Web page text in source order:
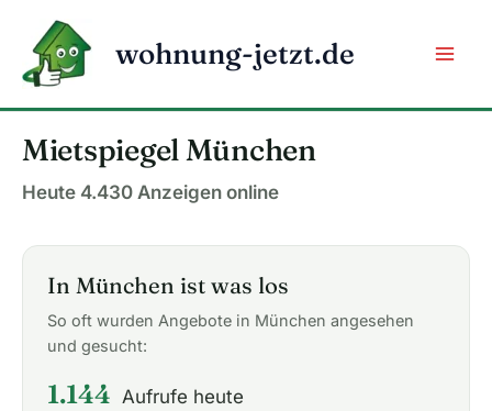
Inhalt
springen
wohnung-jetzt.de
Mietspiegel München
Heute 4.430 Anzeigen online
In München ist was los
So oft wurden Angebote in München angesehen
und gesucht:
1.144 Aufrufe heute